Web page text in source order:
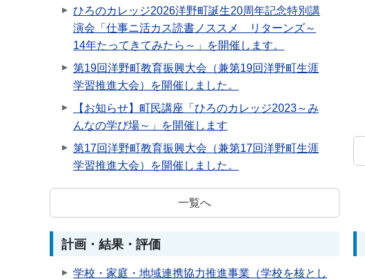
ひろのカレッジ2026洋野町誕生20周年記念特別講
演会「仕事ニ活カス読書ノススメ リターンズ～
14年たってきてみたら～」を開催します。
第19回洋野町教育振興大会（兼第19回洋野町生涯
学習推進大会）を開催しました。
【お知らせ】町民講座「ひろのカレッジ2023～み
んなの学び場～」を開催します
第17回洋野町教育振興大会（兼第17回洋野町生涯
学習推進大会）を開催しました。
一覧へ
計画・結果・評価
学校・家庭・地域連携協力推進事業（学校を核とし